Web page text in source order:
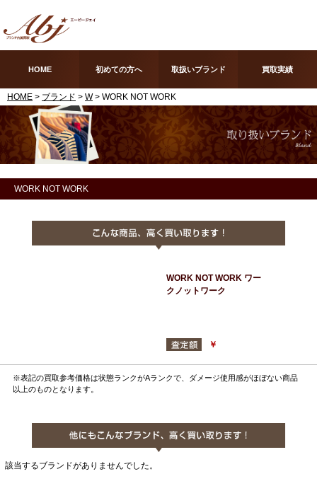
HOME 初めての方へ 取扱いブランド 買取実績
HOME > ブランド > W> WORK NOT WORK
WORK NOT WORK
WORK NOT WORK ワー
クノットワーク
￥
※表記の買取参考価格は状態ランクがAランクで、ダメージ使用感がほぼない商品
以上のものとなります。
該当するブランドがありませんでした。